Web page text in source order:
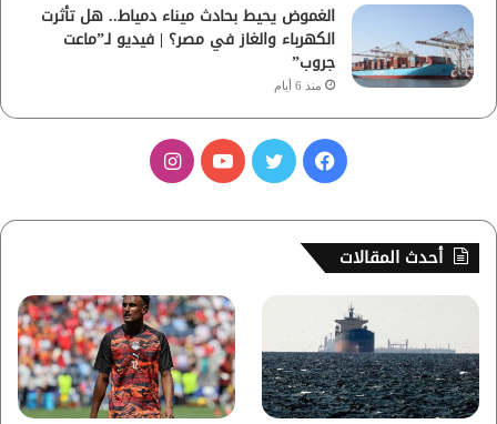
الغموض يحيط بحادث ميناء دمياط.. هل تأثرت
الكهرباء والغاز في مصر؟ | فيديو لـ”ماعت
جروب”
منذ 6 أيام
س
ب
ك
ي
و
ب
ت
ق
ر
أحدث المقالات